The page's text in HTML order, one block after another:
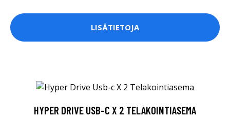
LISÄTIETOJA
HYPER DRIVE USB-C X 2 TELAKOINTIASEMA